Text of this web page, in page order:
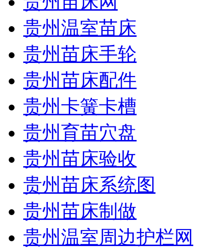
贵州温室苗床
贵州苗床手轮
贵州苗床配件
贵州卡簧卡槽
贵州育苗穴盘
贵州苗床验收
贵州苗床系统图
贵州苗床制做
贵州温室周边护栏网